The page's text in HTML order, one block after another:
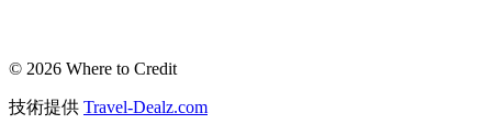
© 2026 Where to Credit
技術提供 Travel-Dealz.com